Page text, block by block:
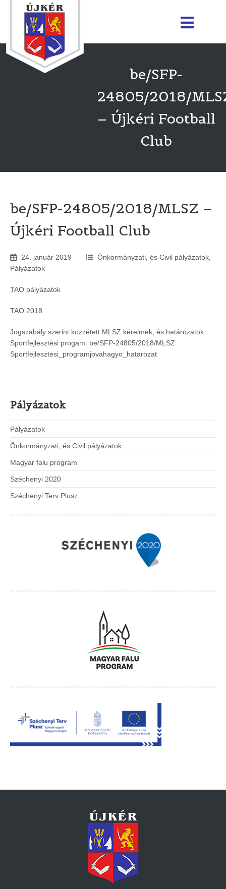
be/SFP-
24805/2018/
– Újkéri Football
Club
be/SFP-24805/2018/MLSZ –
Újkéri Football Club
24 január 2019 Önkormányzati, és Civil pályázatok
Pályázatok
TAO pályázatok
TAO 2018
Jogszabály szerint közzétett MLSZ kérelmek, és határozatok:
Sportfejlesztési progam: be/SFP-24805/2018/MLSZ
Sportfejlesztesi_programjovahagyo_hatarozat
Pályázatok
Pályázatok
Önkormányzati, és Civil pályázatok
Magyar falu program
Széchenyi 2020
Széchenyi Terv Plusz